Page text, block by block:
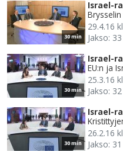
30 min
Israel-
29.4.16
Jakso: 33
30 min
Israel-
EU:n ja
25.3.16
Jakso: 32
30 min
Israel-
26.2.16
Jakso: 31